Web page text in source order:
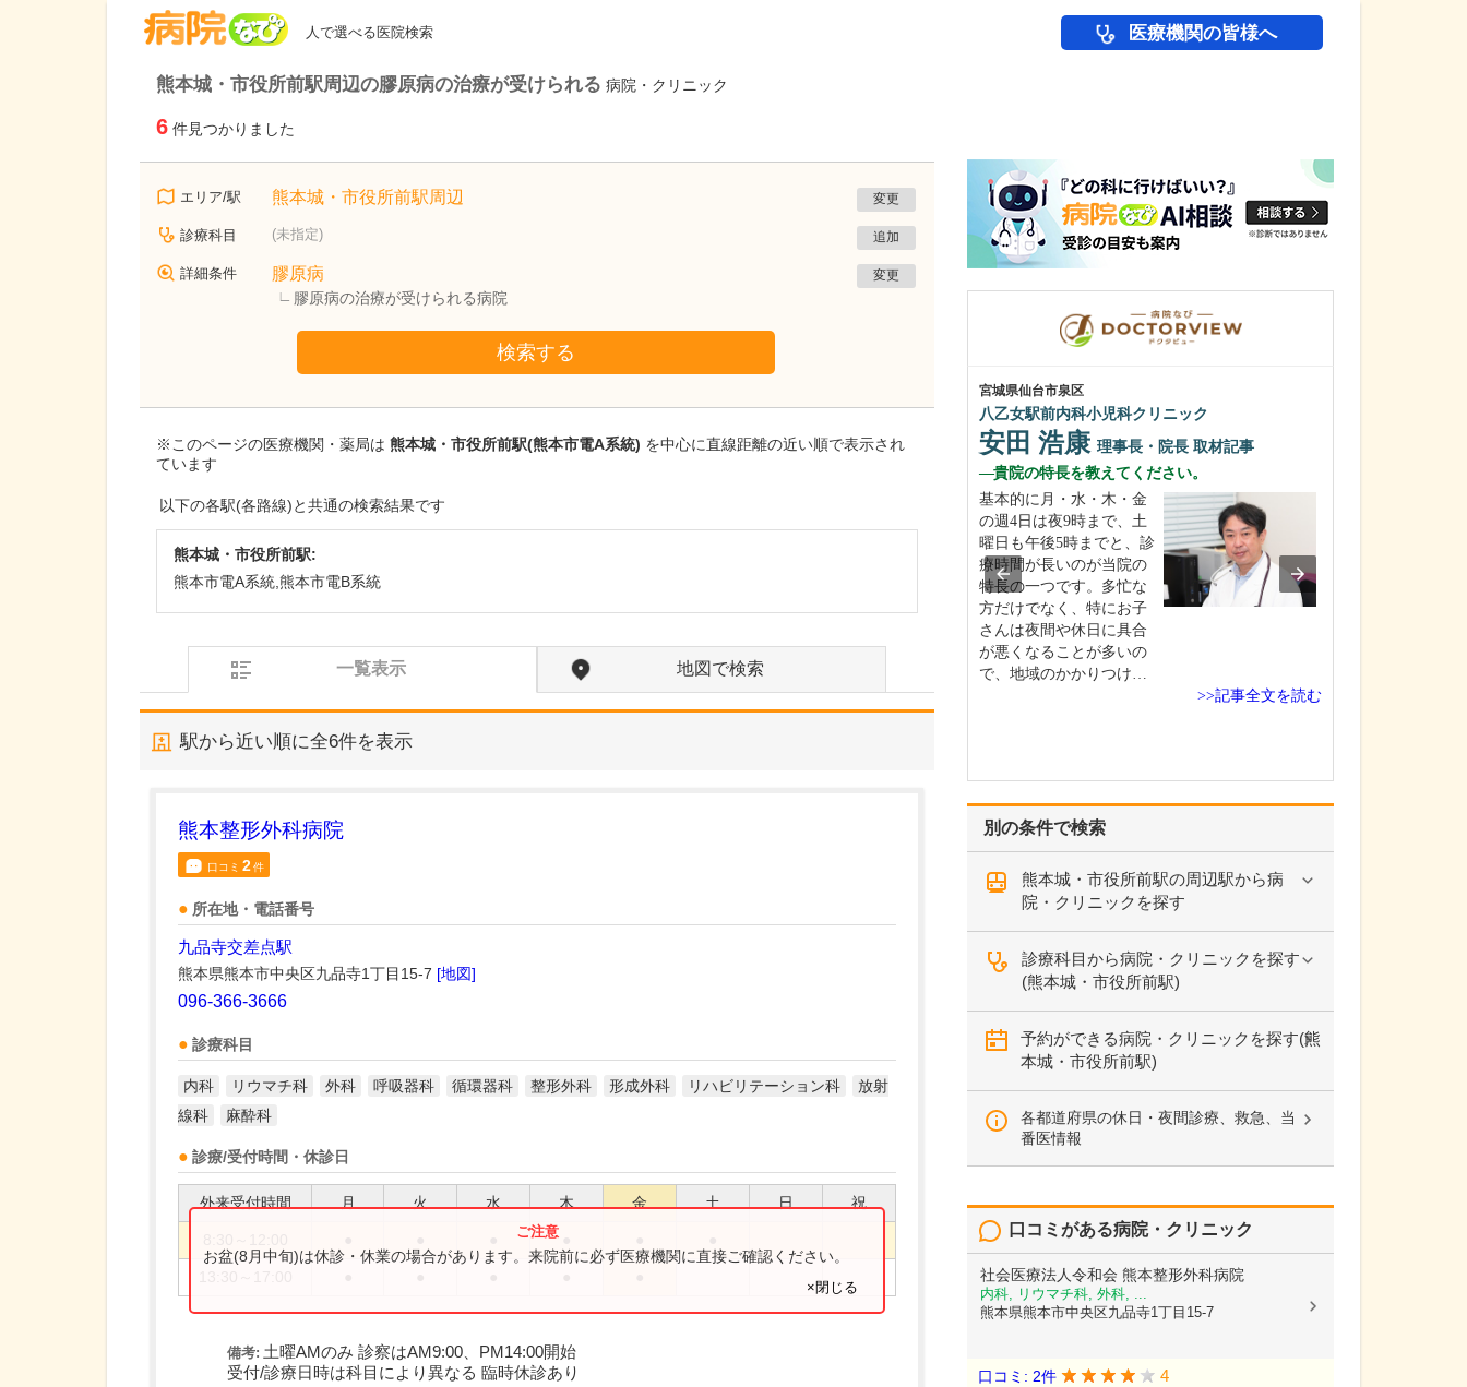
人で選べる医院検索 医療機関の皆様へ
熊本城・市役所前駅周辺の膠原病の治療が受けられる 病院・クリニック
6 件見つかりました
エリア/駅 熊本城・市役所前駅周辺 変更
診療科目 (未指定) 追加
詳細条件 膠原病
膠原病の治療が受けられる病院
変更
検索する
※このページの医療機関・薬局は 熊本城・市役所前駅(熊本市電A系統) を中心に直線距離の近い順で表示され
ています
以下の各駅(各路線)と共通の検索結果です
熊本城・市役所前駅:
熊本市電A系統,熊本市電B系統
一覧表示 地図で検索
駅から近い順に全6件を表示
熊本整形外科病院
口コミ 2件
所在地・電話番号
九品寺交差点駅
熊本県熊本市中央区九品寺1丁目15-7 [地図]
096-366-3666
診療科目
内科 リウマチ科 外科 呼吸器科 循環器科 整形外科 形成外科 リハビリテーション科
放射
線科
麻酔科
診療/受付時間・休診日
外来受付時間 月 火 水 木 金 土 日 祝
お盆(8月中旬)は休診・休業の場合があります。来院前に必ず医療機関に直接ご確認ください。
×閉じる
備考: 土曜AMのみ 診察はAM9:00、PM14:00開始
受付/診療日時は科目により異なる 臨時休診あり
別の条件で検索
熊本城・市役所前駅の周辺駅から病
院・クリニックを探す
診療科目から病院・クリニックを探す
(熊本城・市役所前駅)
予約ができる病院・クリニックを探す(熊
本城・市役所前駅)
各都道府県の休日・夜間診療、救急、当
番医情報
口コミがある病院・クリニック
社会医療法人令和会 熊本整形外科病院
内科, リウマチ科, 外科, ...
熊本県熊本市中央区九品寺1丁目15-7
口コミ: 2件 4
たかしお内科ハートクリニック
高潮 征爾院長取材記事
だんだん悪くなっていき
ます。大学病院で後進の
育成に取り組みつつ、高
度…
宮城県仙台市泉区
八乙女駅前内科小児科クリニック
安田 浩康 理事長・院長 取材記事
貴院の特長を教えてください。
基本的に月・水・木・金
の週4日は夜9時まで、土
曜日も午後5時までと、診
療時間が長いのが当院の
特長の一つです。多忙な
方だけでなく、特にお子
さんは夜間や休日に具合
が悪くなることが多いの
で、地域のかかりつけ…
>>記事全文を読む